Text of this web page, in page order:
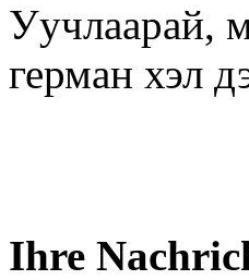
Уучлаарай,
герман хэл
Ihre